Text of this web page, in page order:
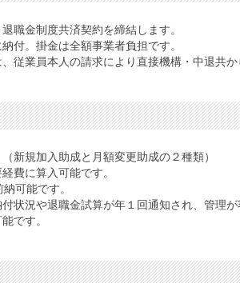
職金制度共済契約を締結します。
付。掛金は全額事業者負担です。
従業員本人の請求により直接機構・中退共か
新規加入助成と月額変更助成の２種類）
費に算入可能です。
可能です。
状況や退職金試算が年１回通知され、管理が
です。